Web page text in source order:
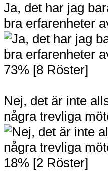
Ja, det har jag
bra erfarenheter
73% [8 Röster]
Nej, det är inte
några trevliga
18% [2 Röster]